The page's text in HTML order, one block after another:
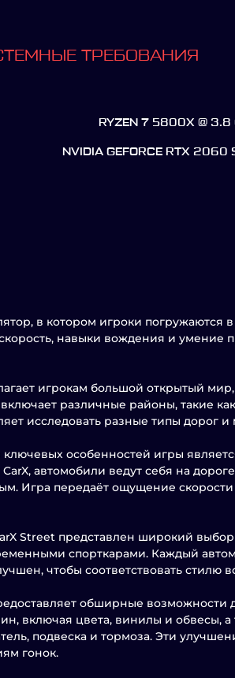
ТРЕБОВАНИЯ
RYZEN 7 5800X @ 3.8
NVIDIA GEFORCE RTX
в котором игроки погружаются
навыки вождения и умение
игрокам большой открытый
различные районы, такие
исследовать разные типы дорог и
особенностей игры
автомобили ведут себя на
Игра передаёт ощущение скорости
Street представлен широкий
спорткарами. Каждый
чтобы соответствовать стилю
обширные возможности
включая цвета, винилы и обвесы, а
подвеска и тормоза. Эти
гонок.